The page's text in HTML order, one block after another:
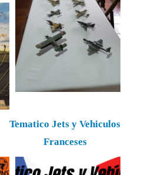
Tematico Jets y Vehiculos
Franceses